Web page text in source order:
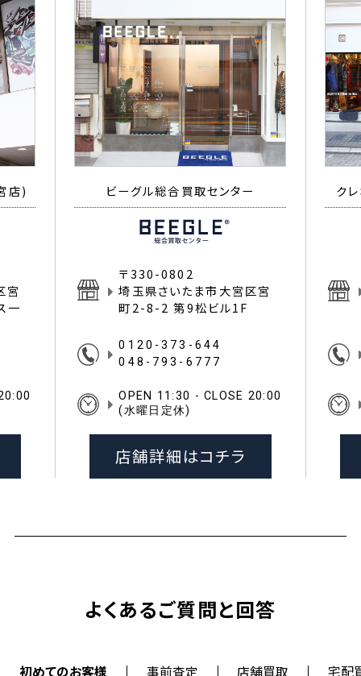
店)
宮
一
ビーグル総合買取センター
〒330-0802
埼玉県さいたま市大宮区宮
町2-8-2 第9松ビル1F
0120-373-644
048-793-6777
OPEN 11:30 - CLOSE 20:00
(水曜日定休)
店舗詳細はコチラ
ク
よくあるご質問と回答
初めてのお客様 事前査定 店舗買取 宅配